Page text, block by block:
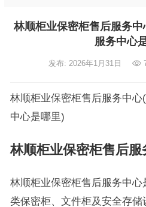
林顺柜业保密柜售后服务
服务中心
发布: 2026年1月31日
林顺柜业保密柜售后服务中
中心是哪里)
林顺柜业保密柜售后服
林顺柜业保密柜售后服务中
类保密柜、文件柜及安全存